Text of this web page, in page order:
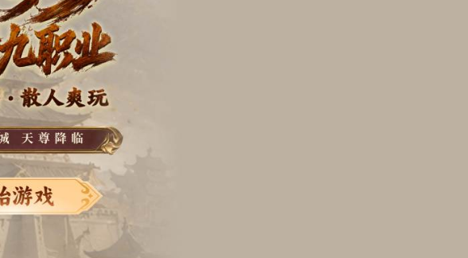
刀刀暴击
侠盗猎车手
|
SCS赛事专区
|
坦克世界
|
植物大战僵尸
|
战舰世界
近期新作
龙之剑
|
艾恩葛朗特